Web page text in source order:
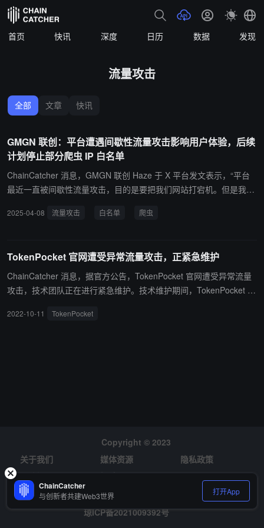
首页 快讯 深度 日历 数据 发现
流量攻击
全部 文章 快讯
GMGN 联创：平台遭遇间歇性流量攻击影响用户体验，后续
计划停止部分爬虫 IP 白名单
ChainCatcher 消息，GMGN 联创 Haze 于 X 平台发文表示，“平台
最近一直被间歇性流量攻击，目的是要把我们网站打宕机。但是我们
大量流量涌入，导致网站弹窗人机验证。网站没挂，但是影响了用户
哪怕说一个条件，我们基本也没有审核。所以我们网站上还挂着很多
社区用户的爬虫。未来应对流量攻击事件和保证用户体验。我们计划
加强流量对抗措施。也计划开始停止一些爬虫 IP 白名单。”
2025-04-08 流量攻击 白名单 爬虫
TokenPocket 官网遭受异常流量攻击，正紧急维护
ChainCatcher 消息，据官方公告，TokenPocket 官网遭受异常流量
攻击，技术团队正在进行紧急维护。技术维护期间，TokenPocket 网
警惕，注意识别欺诈风险。（来源链接）
2022-10-11 TokenPocket
Copyright © 2023
关于我们
媒体资源
隐私政策
风险提示
招聘
琼ICP备2021009392号
ChainCatcher
与创新者共建Web3世界 打开App